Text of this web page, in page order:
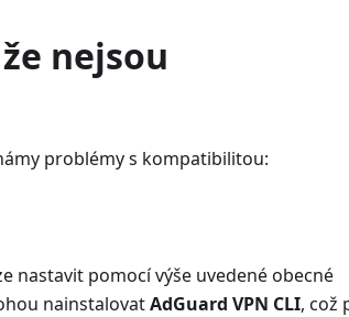
nejsou
problémy s kompatibilitou:
nastavit pomocí výše uvedené obecné
nainstalovatAdGuard VPN CLI, což